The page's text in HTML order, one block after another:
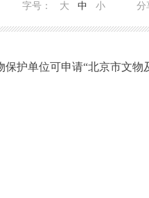
分
字号： 大 中 小
护单位可申请“北京市文物